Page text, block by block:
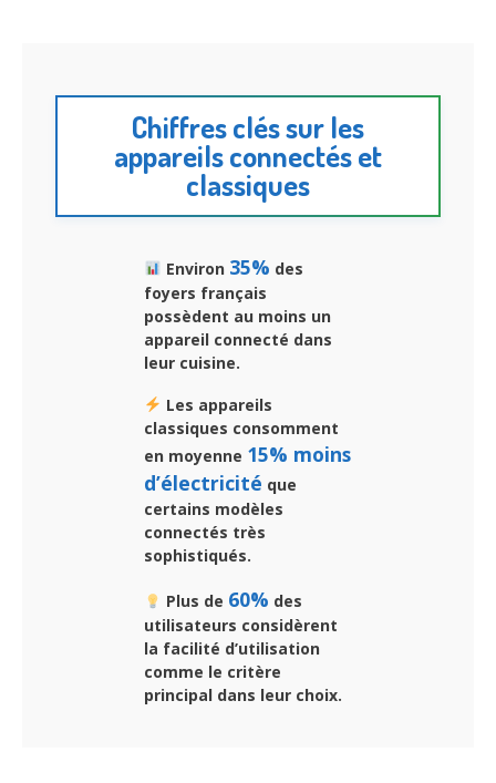
Chiffres clés sur les
appareils connectés et
classiques
Environ 35% des
foyers français
possèdent au moins un
appareil connecté dans
leur cuisine.
Les appareils
classiques consomment
en moyenne 15% moins
d’électricité que
certains modèles
connectés très
sophistiqués.
Plus de 60% des
utilisateurs considèrent
la facilité d’utilisation
comme le critère
principal dans leur choix.